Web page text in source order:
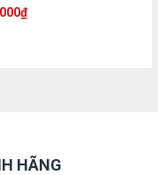
₫
HÃNG